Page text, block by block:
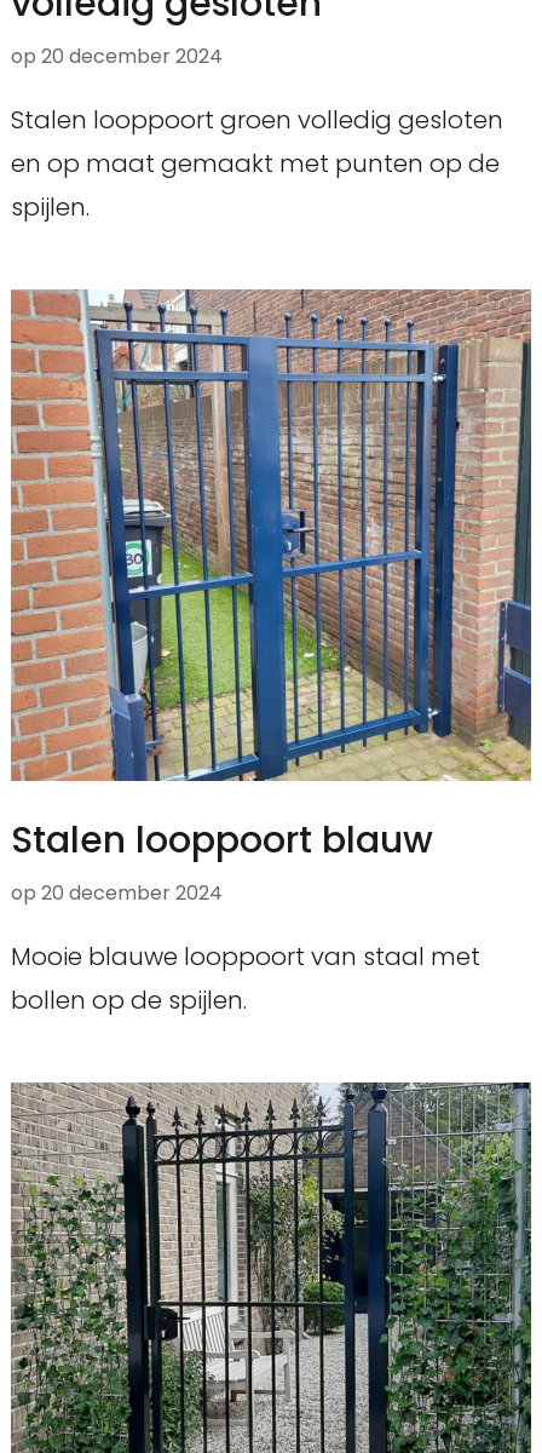
op 20 december 2024
Stalen looppoort groen volledig gesloten
en op maat gemaakt met punten op de
spijlen.
Stalen looppoort blauw
op 20 december 2024
Mooie blauwe looppoort van staal met
bollen op de spijlen.